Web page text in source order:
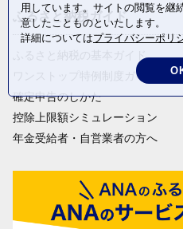
ふるさと納税ガイド
ふるさと納税の基本ガイド
ワンストップ特例制度ガイド
確定申告のしかた
控除上限額シミュレーション
年金受給者・自営業者の方へ
用しています。サイトの閲覧を継
意したことものといたします。
詳細についてはプライバシーポリ